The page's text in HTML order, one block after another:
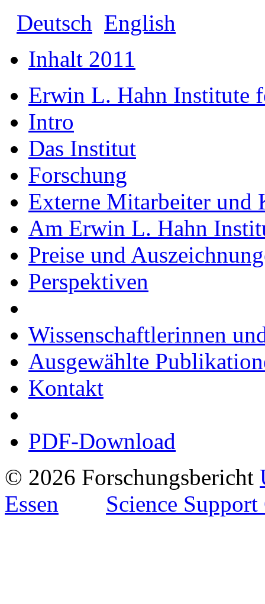
Deutsch English
Inhalt 2011
Erwin L. Hahn Institute
Intro
Das Institut
Forschung
Externe Mitarbeiter und
Am Erwin L. Hahn
Preise und
Perspektiven
Wissenschaftlerinnen
Ausgewählte
Kontakt
PDF-Download
© 2026 Forschungsbericht
Essen
Science